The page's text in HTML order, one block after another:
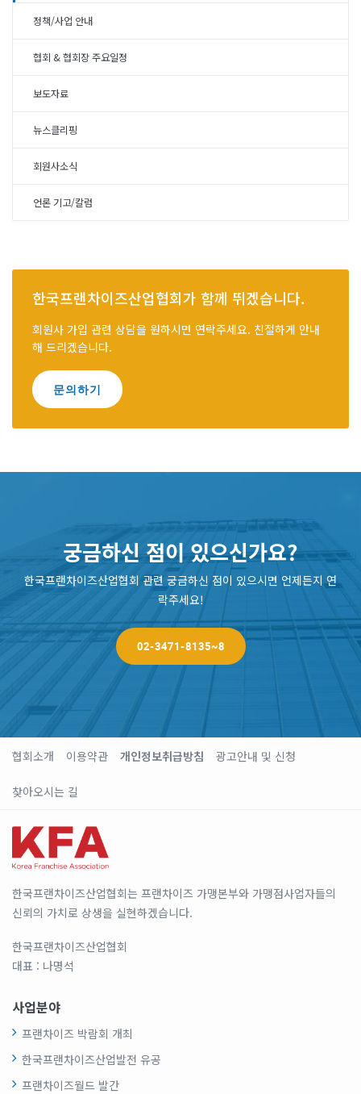
정책/사업 안내
협회 & 협회장 주요일정
보도자료
뉴스클리핑
회원사소식
언론 기고/칼럼
한국프랜차이즈산업협회가 함께 뛰겠습니다.
회원사 가입 관련 상담을 원하시면 연락주세요. 친절하게 안내
해 드리겠습니다.
문의하기
궁금하신 점이 있으신가요?
한국프랜차이즈산업협회 관련 궁금하신 점이 있으시면 언제든지 연
락주세요!
02-3471-8135~8
협회소개 이용약관 개인정보취급방침 광고안내 및 신청
찾아오시는 길
한국프랜차이즈산업협회는 프랜차이즈 가맹본부와 가맹점사업자들의
신뢰의 가치로 상생을 실현하겠습니다.
한국프랜차이즈산업협회
대표 : 나명석
사업분야
프랜차이즈 박람회 개최
한국프랜차이즈산업발전 유공
프랜차이즈월드 발간